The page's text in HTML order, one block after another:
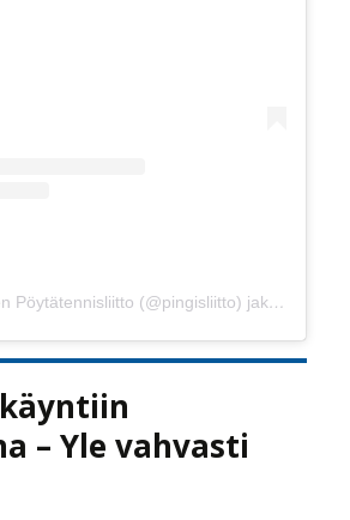
Henkilön Suomen Pöytätennisliitto (@pingisliitto) jakama julkaisu
– Yle vahvasti